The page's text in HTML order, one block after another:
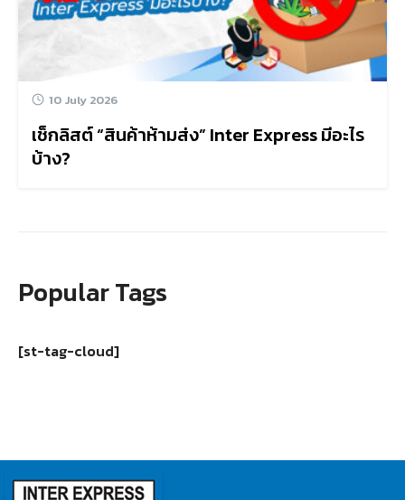
10 July 2026
เช็กลิสต์ “สินค้าห้ามส่ง” Inter Express มีอะไร
บ้าง?
Popular Tags
[st-tag-cloud]